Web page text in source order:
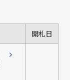
開札日